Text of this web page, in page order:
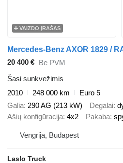
VAIZDO ĮRAŠAS
Mercedes-Benz AXOR 1829 /
20 400 €
Be PVM
Šasi sunkvežimis
2010
248 000 km
Euro 5
Galia 290 AG (213 kW) Degalai
Ašių konfigūracija 4x2 Pakaba
Vengrija, Budapest
Laslo Truck